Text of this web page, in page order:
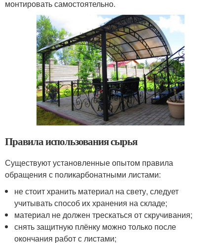
монтировать самостоятельно.
Правила использования сырья
Существуют установленные опытом правила
обращения с поликарбонатными листами:
не стоит хранить материал на свету, следует
учитывать способ их хранения на складе;
материал не должен трескаться от скручивания;
снять защитную плёнку можно только после
окончания работ с листами;